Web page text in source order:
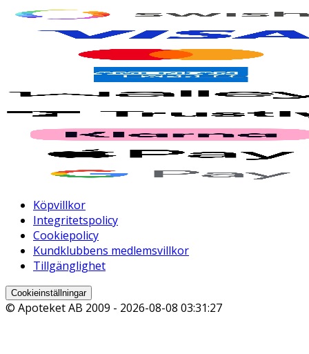
Köpvillkor
Integritetspolicy
Cookiepolicy
Kundklubbens medlemsvillkor
Tillgänglighet
Cookieinställningar
© Apoteket AB 2009 - 2026-08-08 03:31:27